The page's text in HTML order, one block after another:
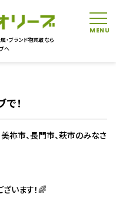
・ブランド物買取なら
へ
！
祢市、長門市、萩市のみなさ
います！🌈